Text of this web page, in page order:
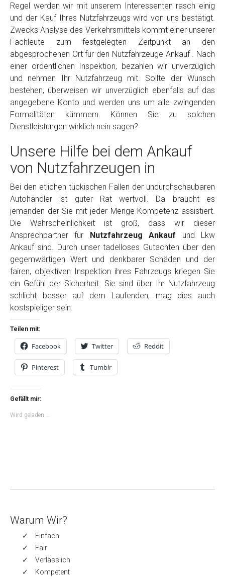
Regel werden wir mit unserem Interessenten rasch einig
und der Kauf Ihres Nutzfahrzeugs wird von uns bestätigt.
Zwecks Analyse des Verkehrsmittels kommt einer unserer
Fachleute zum festgelegten Zeitpunkt an den
abgesprochenen Ort für den Nutzfahrzeuge Ankauf . Nach
einer ordentlichen Inspektion, bezahlen wir unverzüglich
und nehmen Ihr Nutzfahrzeug mit. Sollte der Wunsch
bestehen, überweisen wir unverzüglich ebenfalls auf das
angegebene Konto und werden uns um alle zwingenden
Formalitäten kümmern. Können Sie zu solchen
Dienstleistungen wirklich nein sagen?
Unsere Hilfe bei dem Ankauf
von Nutzfahrzeugen in
Bei den etlichen tückischen Fallen der undurchschaubaren
Autohändler ist guter Rat wertvoll. Da braucht es
jemanden der Sie mit jeder Menge Kompetenz assistiert.
Die Wahrscheinlichkeit ist groß, dass wir dieser
Ansprechpartner für Nutzfahrzeug Ankauf und Lkw
Ankauf sind. Durch unser tadelloses Gutachten über den
gegemwärtigen Wert und denkbarer Schäden und der
fairen, objektiven Inspektion ihres Fahrzeugs kriegen Sie
ein Gefühl der Sicherheit. Sie sind über Ihr Nutzfahrzeug
schlicht besser auf dem Laufenden, mag dies auch
kostspieliger sein.
Teilen mit:
Facebook Twitter Reddit
Pinterest Tumblr
Gefällt mir:
Wird geladen …
Warum Wir?
Einfach
Fair
Verlässlich
Kompetent